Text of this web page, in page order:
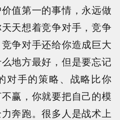
值第一的事情，永远做
天想着竞争对手，竞争
争对手还给你造成巨大
地方最好，但是要忘记
对手的策略、战略比你
赢，你就要把自己的模
奔跑。很多人是战术上